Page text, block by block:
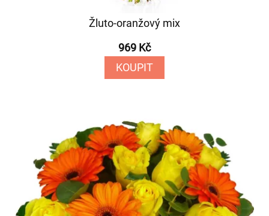
Žluto-oranžový mix
969 Kč
KOUPIT